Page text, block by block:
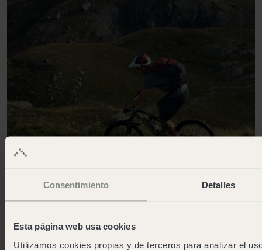
Consentimiento Detalles
Esta página web usa cookies
Utilizamos cookies propias y de terceros para analizar el